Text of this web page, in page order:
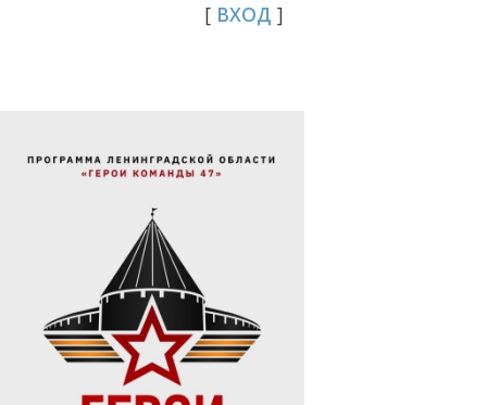
[ ВХОД ]